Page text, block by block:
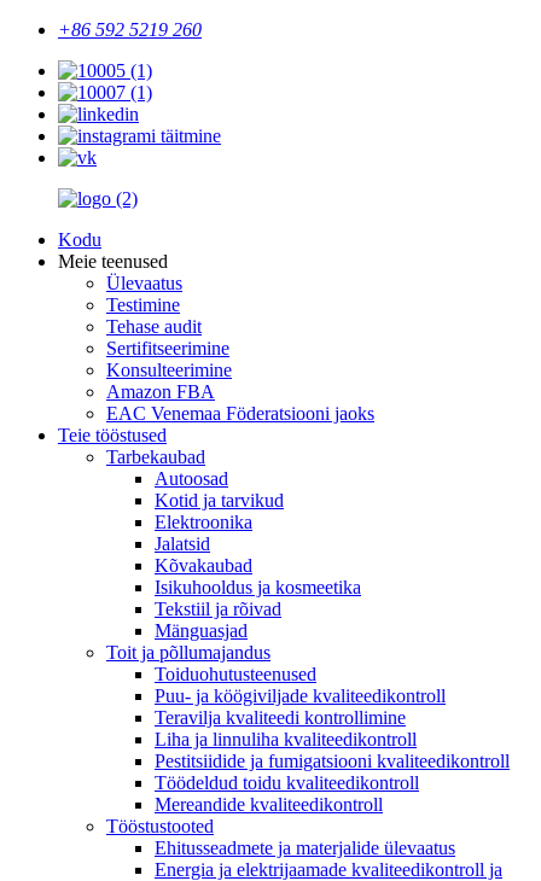
+86 592 5219 260
Kodu
Meie teenused
Ülevaatus
Testimine
Tehase audit
Sertifitseerimine
Konsulteerimine
Amazon FBA
EAC Venemaa Föderatsiooni jaoks
Teie tööstused
Tarbekaubad
Autoosad
Kotid ja tarvikud
Elektroonika
Jalatsid
Kõvakaubad
Isikuhooldus ja kosmeetika
Tekstiil ja rõivad
Mänguasjad
Toit ja põllumajandus
Toiduohutusteenused
Puu- ja köögiviljade kvaliteedikontroll
Teravilja kvaliteedi kontrollimine
Liha ja linnuliha kvaliteedikontroll
Pestitsiidide ja fumigatsiooni kvaliteedikontroll
Töödeldud toidu kvaliteedikontroll
Mereandide kvaliteedikontroll
Tööstustooted
Ehitusseadmete ja materjalide ülevaatus
Energia ja elektrijaamade kvaliteedikontroll ja